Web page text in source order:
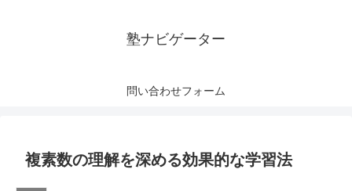
塾ナビゲーター
問い合わせフォーム
複素数の理解を深める効果的な学習法